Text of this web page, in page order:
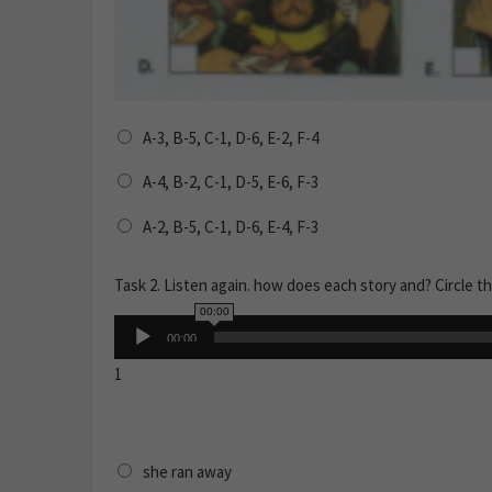
A-3, B-5, C-1, D-6, E-2, F-4
A-4, B-2, C-1, D-5, E-6, F-3
A-2, B-5, C-1, D-6, E-4, F-3
Task 2. Listen again. how does each story and? Circle
Audio
Player
00:00
00:00
1
she ran away